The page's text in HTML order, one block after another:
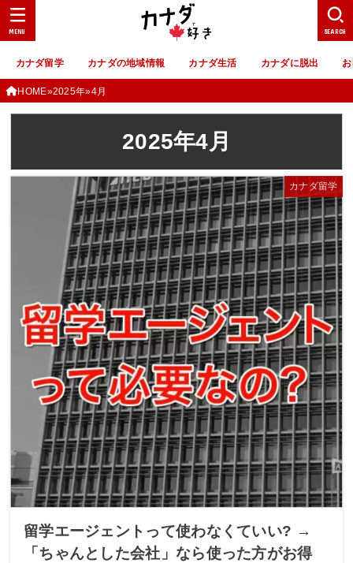
カナダ留学 カナダの地域情報 カナダ生活 カナダに脱出
SEARCH
MENU
HOME 2025年 4月
2025年4月
カナダ留学
留学エージェントって使わなくていい? →
「ちゃんとした会社」なら使った方がお得